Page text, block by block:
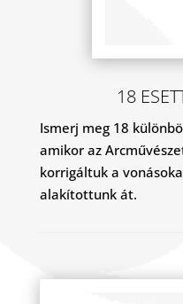
18
Ismerj meg 18
amikor az
korrigáltuk a
alakítottunk át.